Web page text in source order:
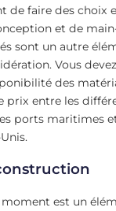
de faire des choix
et de
sont un autre
Vous
des
prix entre les
ports maritimes
est un